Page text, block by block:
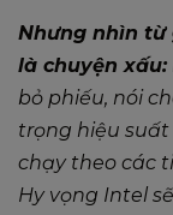
Nhưng nhìn từ
là chuyện xấu:
bỏ phiếu, nói
trọng hiệu
chạy theo các
Hy vọng Intel